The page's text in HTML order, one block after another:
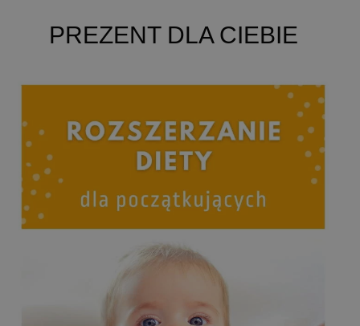
PREZENT DLA CIEBIE